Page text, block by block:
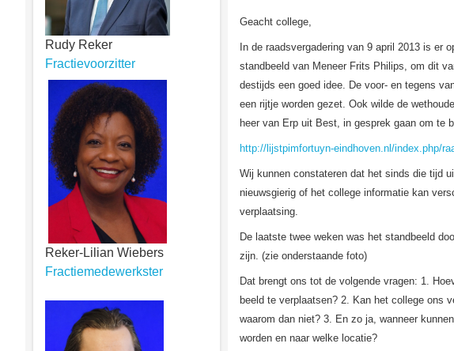
Rudy Reker
Fractievoorzitter
Reker-Lilian Wiebers
Fractiemedewerkster
Geacht college,
In de raadsvergadering van 9 april 2013 is er
standbeeld van Meneer Frits Philips, om dit
destijds een goed idee. De voor- en tegens
een rijtje worden gezet. Ook wilde de
heer van Erp uit Best, in gesprek gaan om te
http://lijstpimfortuyn-eindhoven.nl/index.php/
Wij kunnen constateren dat het sinds die tijd
nieuwsgierig of het college informatie kan
verplaatsing.
De laatste twee weken was het standbeeld
zijn. (zie onderstaande foto)
Dat brengt ons tot de volgende vragen: 1.
beeld te verplaatsen? 2. Kan het college ons
waarom dan niet? 3. En zo ja, wanneer
worden en naar welke locatie?